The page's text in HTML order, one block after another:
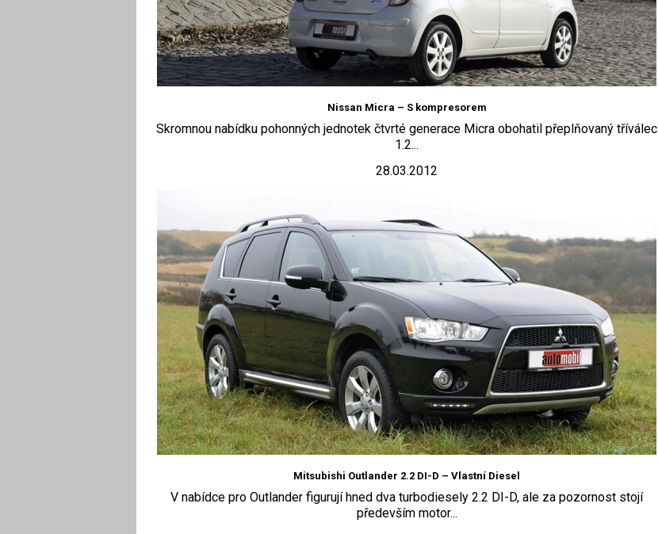
Nissan Micra – S kompresorem
Skromnou nabídku pohonných jednotek čtvrté generace Micra obohatil přeplňovaný tříválec
1.2...
28.03.2012
Mitsubishi Outlander 2.2 DI-D – Vlastní Diesel
V nabídce pro Outlander figurují hned dva turbodiesely 2.2 DI-D, ale za pozornost stojí
především motor...